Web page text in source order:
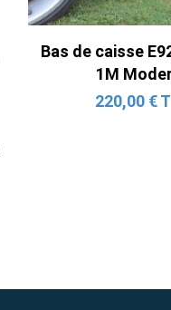
Bas de caisse
1M
220,00 €